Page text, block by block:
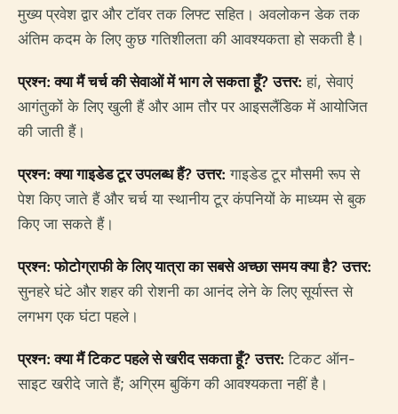
मुख्य प्रवेश द्वार और टॉवर तक लिफ्ट सहित। अवलोकन डेक तक
अंतिम कदम के लिए कुछ गतिशीलता की आवश्यकता हो सकती है।
प्रश्न: क्या मैं चर्च की सेवाओं में भाग ले सकता हूँ? उत्तर: हां, सेवाएं
आगंतुकों के लिए खुली हैं और आम तौर पर आइसलैंडिक में आयोजित
की जाती हैं।
प्रश्न: क्या गाइडेड टूर उपलब्ध हैं? उत्तर: गाइडेड टूर मौसमी रूप से
पेश किए जाते हैं और चर्च या स्थानीय टूर कंपनियों के माध्यम से बुक
किए जा सकते हैं।
प्रश्न: फोटोग्राफी के लिए यात्रा का सबसे अच्छा समय क्या है? उत्तर:
सुनहरे घंटे और शहर की रोशनी का आनंद लेने के लिए सूर्यास्त से
लगभग एक घंटा पहले।
प्रश्न: क्या मैं टिकट पहले से खरीद सकता हूँ? उत्तर: टिकट ऑन-
साइट खरीदे जाते हैं; अग्रिम बुकिंग की आवश्यकता नहीं है।